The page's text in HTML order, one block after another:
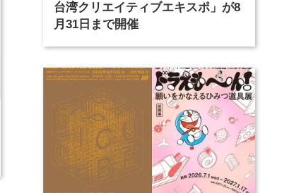
台湾クリエイティブエキスポ」が8
月31日まで開催